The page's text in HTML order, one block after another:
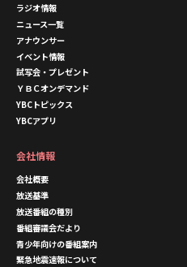
ラジオ情報
ニュース一覧
アナウンサー
イベント情報
試写会・プレゼント
ＹＢＣオンデマンド
YBCトピックス
YBCアプリ
会社情報
会社概要
放送基準
放送番組の種別
番組審議会だより
青少年向けの番組案内
緊急地震速報について